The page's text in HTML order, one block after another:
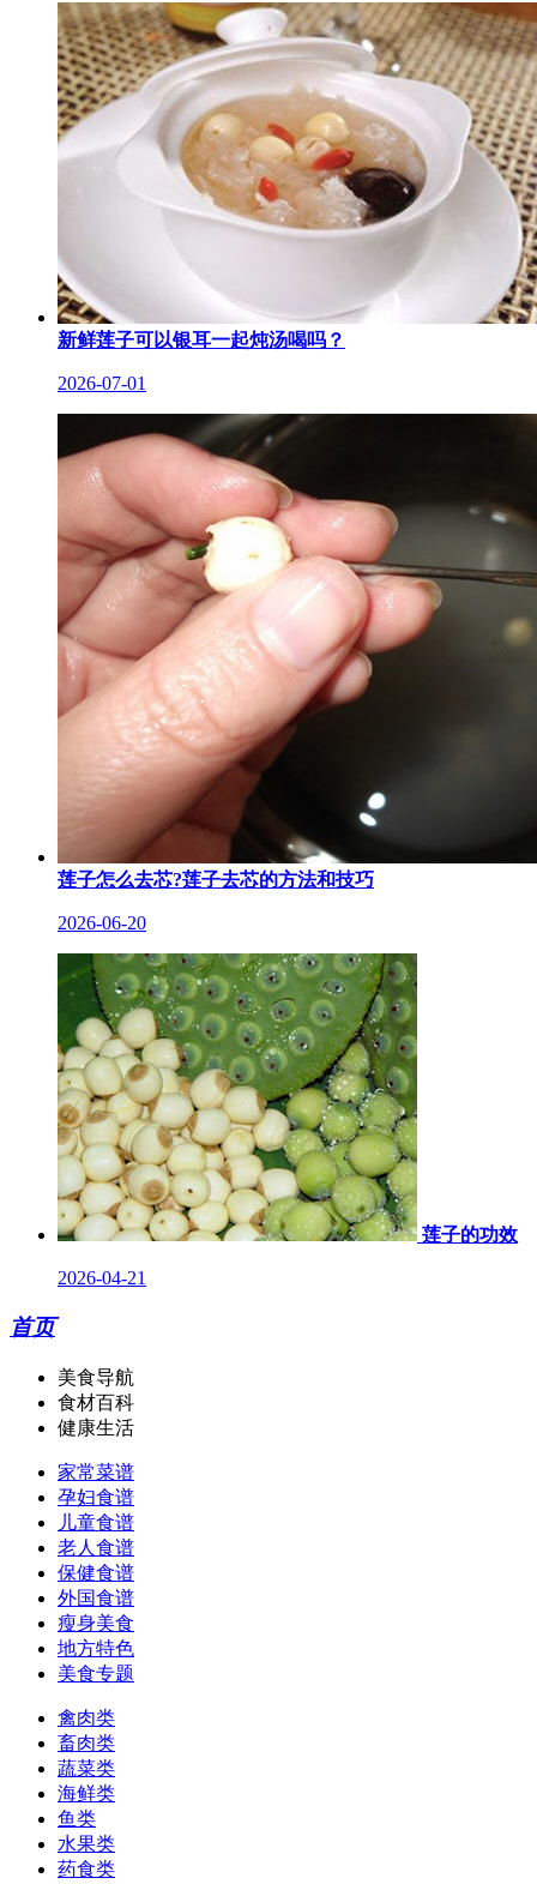
新鲜莲子可以银耳一起炖汤喝吗？
2026-07-01
莲子怎么去芯?莲子去芯的方法和技巧
2026-06-20
莲子的功效
2026-04-21
首页
美食导航
食材百科
健康生活
家常菜谱
孕妇食谱
儿童食谱
老人食谱
保健食谱
外国食谱
瘦身美食
地方特色
美食专题
禽肉类
畜肉类
蔬菜类
海鲜类
鱼类
水果类
药食类